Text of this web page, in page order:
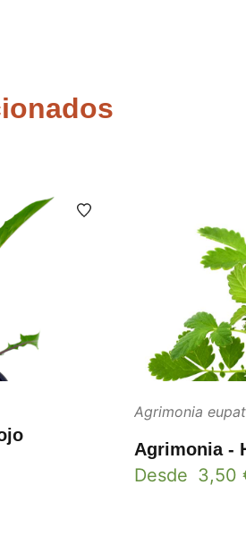
Agrimonia
Agrimonia -
Desde 3,50